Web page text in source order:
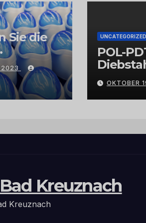
Sie die
2023
UNCATEGORIZED
POL-
OKTOBER
Kreuznach
Kreuznach